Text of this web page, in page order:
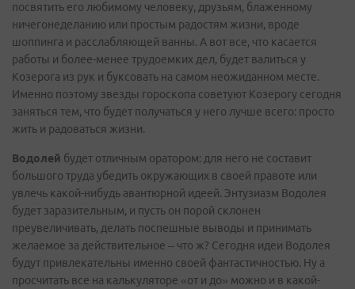
посвятить его любимому человеку, друзьям, блаженному
ничегонеделанию или простым радостям жизни, вроде
шоппинга и расслабляющей ванны. А вот все, что касается
работы и более-менее трудоемких дел, будет валиться у
Козерога из рук и буксовать на самом неожиданном месте.
Именно поэтому звезды гороскопа советуют Козерогу сегодня
заняться тем, что будет получаться у него лучше всего: просто
жить и радоваться жизни.
Водолей будет отличным оратором: для него не составит
большого труда убедить окружающих в своей правоте или
увлечь какой-нибудь авантюрной идеей. Энтузиазм Водолея
будет заразительным, и пусть он порой склонен
преувеличивать, делать поспешные выводы и принимать
желаемое за действительное – что ж? Сегодня идеи Водолея
будут привлекательны именно своей фантастичностью. Ну а
просчитать все на калькуляторе «от и до» можно и в какой-